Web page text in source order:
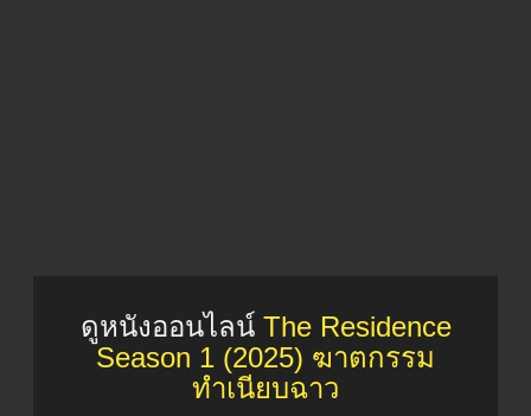
ดูหนังออนไลน์ The Residence
Season 1 (2025) ฆาตกรรม
ทำเนียบฉาว